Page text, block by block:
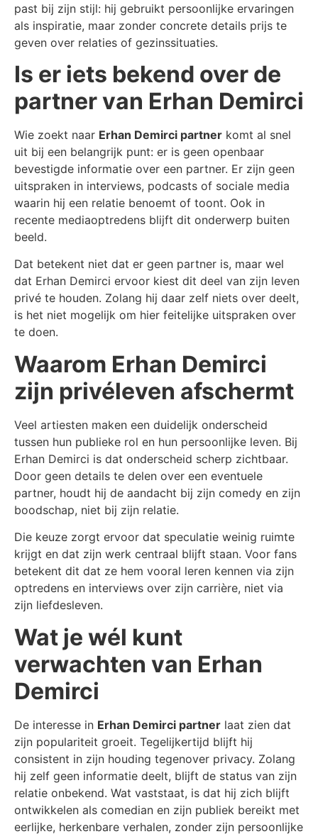
past bij zijn stijl: hij gebruikt persoonlijke ervaringen
als inspiratie, maar zonder concrete details prijs te
geven over relaties of gezinssituaties.
Is er iets bekend over de
partner van Erhan Demirci
Wie zoekt naar Erhan Demirci partner komt al snel
uit bij een belangrijk punt: er is geen openbaar
bevestigde informatie over een partner. Er zijn geen
uitspraken in interviews, podcasts of sociale media
waarin hij een relatie benoemt of toont. Ook in
recente mediaoptredens blijft dit onderwerp buiten
beeld.
Dat betekent niet dat er geen partner is, maar wel
dat Erhan Demirci ervoor kiest dit deel van zijn leven
privé te houden. Zolang hij daar zelf niets over deelt,
is het niet mogelijk om hier feitelijke uitspraken over
te doen.
Waarom Erhan Demirci
zijn privéleven afschermt
Veel artiesten maken een duidelijk onderscheid
tussen hun publieke rol en hun persoonlijke leven. Bij
Erhan Demirci is dat onderscheid scherp zichtbaar.
Door geen details te delen over een eventuele
partner, houdt hij de aandacht bij zijn comedy en zijn
boodschap, niet bij zijn relatie.
Die keuze zorgt ervoor dat speculatie weinig ruimte
krijgt en dat zijn werk centraal blijft staan. Voor fans
betekent dit dat ze hem vooral leren kennen via zijn
optredens en interviews over zijn carrière, niet via
zijn liefdesleven.
Wat je wél kunt
verwachten van Erhan
Demirci
De interesse in Erhan Demirci partner laat zien dat
zijn populariteit groeit. Tegelijkertijd blijft hij
consistent in zijn houding tegenover privacy. Zolang
hij zelf geen informatie deelt, blijft de status van zijn
relatie onbekend. Wat vaststaat, is dat hij zich blijft
ontwikkelen als comedian en zijn publiek bereikt met
eerlijke, herkenbare verhalen, zonder zijn persoonlijke